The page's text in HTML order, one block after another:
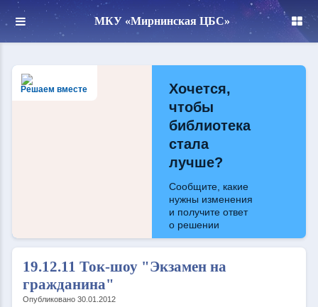
МКУ «Мирнинская ЦБС»
Решаем вместе
Хочется,
чтобы
библиотека
стала
лучше?
Сообщите, какие
нужны изменения
и получите ответ
о решении
Написать
19.12.11 Ток-шоу "Экзамен на
гражданина"
Опубликовано 30.01.2012